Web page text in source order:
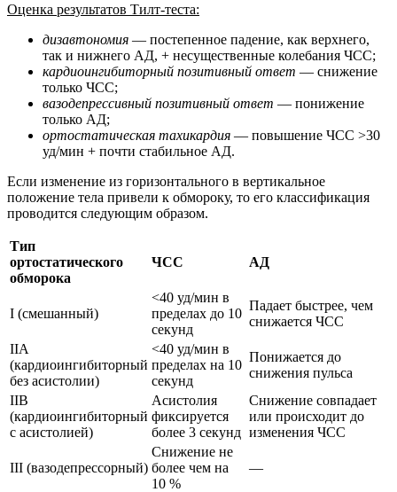
Оценка результатов Тилт-теста:
дизавтономия — постепенное падение, как верхнего,
так и нижнего АД, + несущественные колебания ЧСС;
кардиоингибиторный позитивный ответ — снижение
только ЧСС;
вазодепрессивный позитивный ответ — понижение
только АД;
ортостатическая тахикардия — повышение ЧСС >30
уд/мин + почти стабильное АД.
Если изменение из горизонтального в вертикальное
положение тела привели к обмороку, то его классификация
проводится следующим образом.
Тип
ортостатического
обморока
ЧСС АД
I (смешанный)
<40 уд/мин в
пределах до 10
секунд
Падает быстрее, чем
снижается ЧСС
IIA
(кардиоингибиторный
без асистолии)
<40 уд/мин в
пределах на 10
секунд
Понижается до
снижения пульса
IIB
(кардиоингибиторный
с асистолией)
Асистолия
фиксируется
более 3 секунд
Снижение совпадает
или происходит до
изменения ЧСС
III (вазодепрессорный)
Снижение не
более чем на
10 %
—